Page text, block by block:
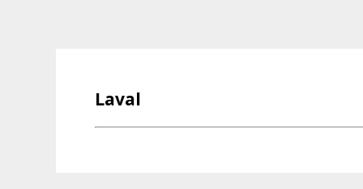
Laval